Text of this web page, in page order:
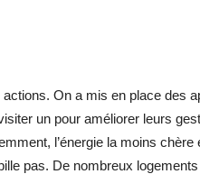
actions. On a mis en place des
un pour améliorer leurs
l’énergie la moins chère
pas. De nombreux